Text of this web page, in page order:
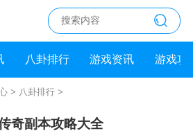
八卦排行 游戏资讯 游戏攻
> 八卦排行>
奇副本攻略大全